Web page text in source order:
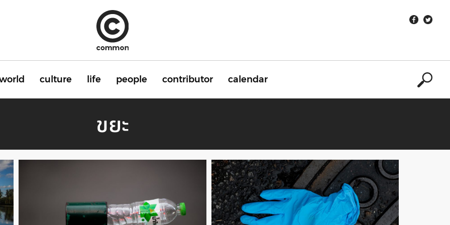
culture life people contributor calendar
ขยะ